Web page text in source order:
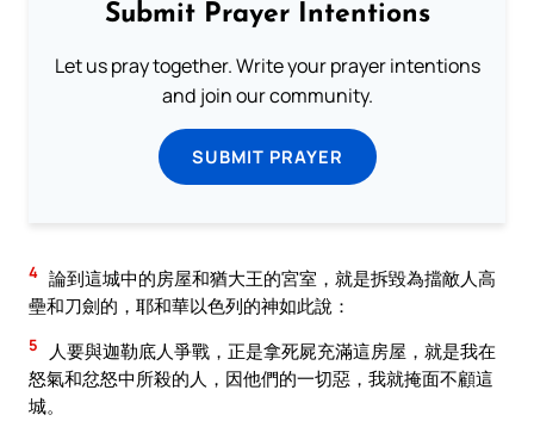
Submit Prayer Intentions
Let us pray together. Write your prayer intentions
and join our community.
SUBMIT PRAYER
4 論到這城中的房屋和猶大王的宮室，就是拆毀為擋敵人高
壘和刀劍的，耶和華以色列的神如此說：
5
人要與迦勒底人爭戰，正是拿死屍充滿這房屋，就是我在
怒氣和忿怒中所殺的人，因他們的一切惡，我就掩面不顧這
城。